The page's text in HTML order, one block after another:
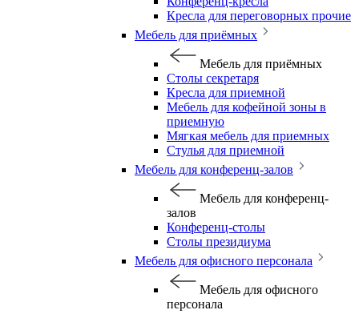
Кресла для переговорных прочие
Мебель для приёмных
Мебель для приёмных
Столы секретаря
Кресла для приемной
Мебель для кофейной зоны в
приемную
Мягкая мебель для приемных
Стулья для приемной
Мебель для конференц-залов
Мебель для конференц-
залов
Конференц-столы
Столы президиума
Мебель для офисного персонала
Мебель для офисного
персонала